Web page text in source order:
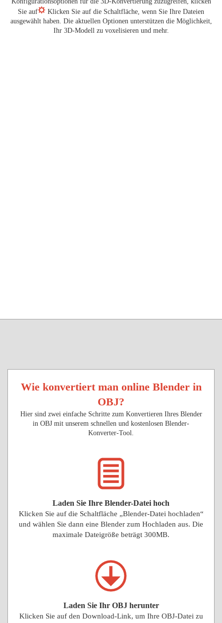
Sie auf
Klicken Sie auf die Schaltfläche, wenn Sie Ihre Dateien
ausgewählt haben. Die aktuellen Optionen unterstützen die Möglichkeit,
Ihr 3D-Modell zu voxelisieren und mehr.
Wie konvertiert man online Blender in
OBJ?
Hier sind zwei einfache Schritte zum Konvertieren Ihres Blender
in OBJ mit unserem schnellen und kostenlosen Blender-
Konverter-Tool.
Laden Sie Ihre Blender-Datei hoch
Klicken Sie auf die Schaltfläche „Blender-Datei hochladen“
und wählen Sie dann eine Blender zum Hochladen aus. Die
maximale Dateigröße beträgt 300MB.
Laden Sie Ihr OBJ herunter
Klicken Sie auf den Download-Link, um Ihre OBJ-Datei zu